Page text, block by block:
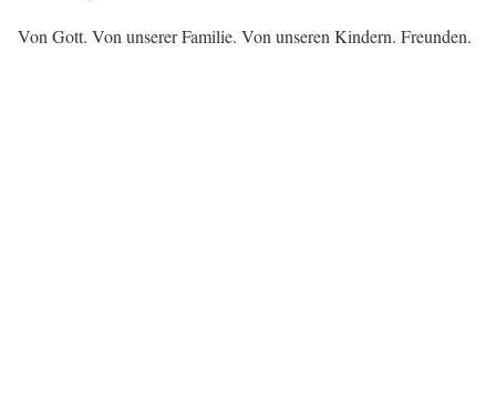
Von Gott. Von unserer Familie. Von unseren Kindern. Freunden.